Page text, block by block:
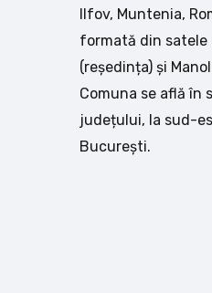
Ilfov, Muntenia,
formată din satele
(reședința) și
Comuna se află în
județului, la sud-
București.